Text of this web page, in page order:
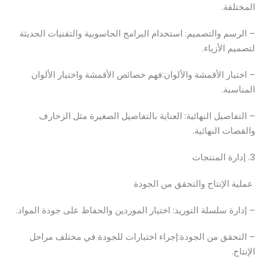
المختلفة.
– الرسم والتصميم: استخدام البرامج الحاسوبية والتقنيات الحديثة
لتصميم الأزياء.
– اختيار الأقمشة والألوان:فهم خصائص الأقمشة واختيار الألوان
المناسبة.
– التفاصيل النهائية: العناية بالتفاصيل الصغيرة مثل الزخارف
والقصات النهائية.
3. إدارة المنتجات
عملية الإنتاج والتحقق من الجودة
– إدارة سلسلة التوريد: اختيار الموردين والحفاظ على جودة المواد.
– التحقق من الجودة:إجراء اختبارات للجودة في مختلف مراحل
الإنتاج.